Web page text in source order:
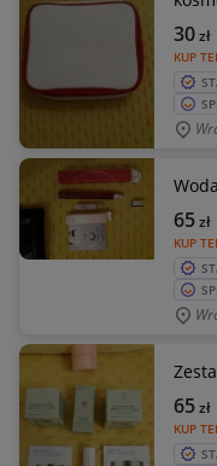
KUP
30zł
KUP
65zł
KUP
65zł